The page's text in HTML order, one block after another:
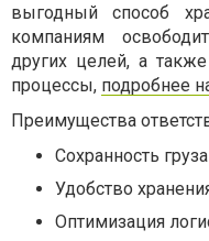
выгодный способ
компаниям
других целей, а
процессы, подробнее
Преимущества
Сохранность груза
Удобство
Оптимизация